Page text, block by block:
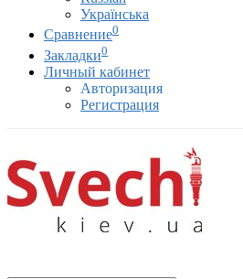
Українська
Сравнение0
Закладки0
Личный кабинет
Авторизация
Регистрация